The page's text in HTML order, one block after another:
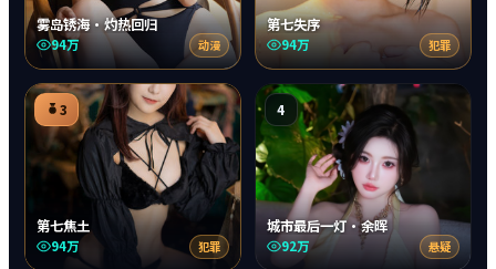
雾岛锈海·灼热回归
94万 动漫
第七失序
94万 犯罪
3
第七焦土
94万 犯罪
4
城市最后一灯·余晖
92万 悬疑